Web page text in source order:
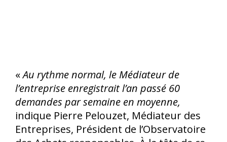
«Au rythme normal, le Médiateur de
l’entreprise enregistrait l’an passé 60
demandes par semaine en moyenne,
indique Pierre Pelouzet, Médiateur des
Entreprises, Président de l’Observatoire